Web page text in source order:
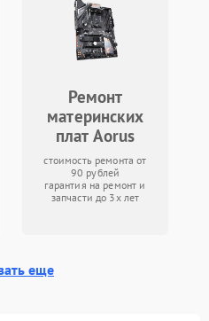
Ремонт
материнских
плат Aorus
стоимость ремонта от
90 рублей
гарантия на ремонт и
запчасти до 3х лет
еще